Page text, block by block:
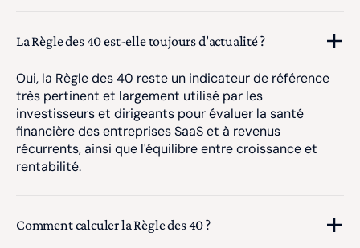
La Règle des 40 est-elle toujours d'actualité ?
Oui, la Règle des 40 reste un indicateur de référence
très pertinent et largement utilisé par les
investisseurs et dirigeants pour évaluer la santé
financière des entreprises SaaS et à revenus
récurrents, ainsi que l'équilibre entre croissance et
rentabilité.
Comment calculer la Règle des 40 ?